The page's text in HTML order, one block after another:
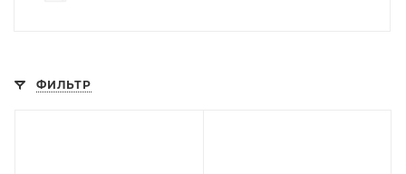
ФИЛЬТР